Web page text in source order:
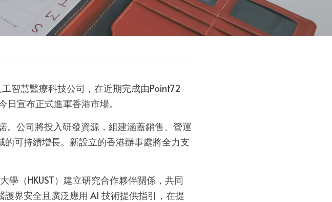
智慧醫療科技公司，在近期完成由Point72
宣布正式進軍香港市場。
。公司將投入研發資源，組建涵蓋銷售、營運
可持續增長。新設立的香港辦事處將全力支
學（HKUST）建立研究合作夥伴關係，共同
界安全且廣泛應用 AI 技術提供指引，在提